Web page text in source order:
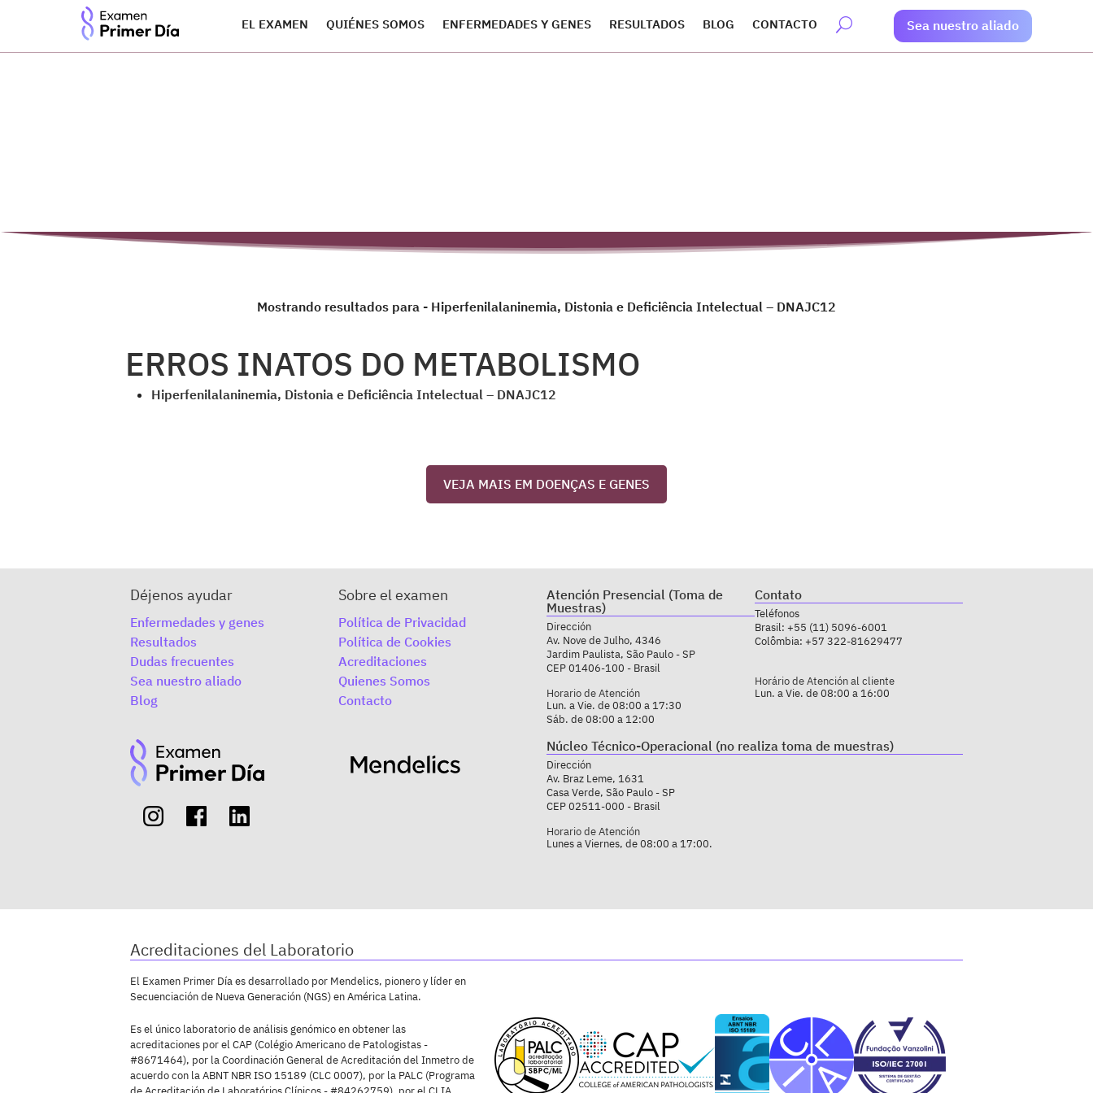
EL EXAMEN QUIÉNES SOMOS ENFERMEDADES Y GENES RESULTADOS BLOG CONTACTO Sea nuestro aliado
Mostrando resultados para - Hiperfenilalaninemia, Distonia e Deficiência Intelectual – DNAJC12
ERROS INATOS DO METABOLISMO
Hiperfenilalaninemia, Distonia e Deficiência Intelectual – DNAJC12
VEJA MAIS EM DOENÇAS E GENES
Déjenos ayudar
Enfermedades y genes
Resultados
Dudas frecuentes
Sea nuestro aliado
Blog
Sobre el examen
Política de Privacidad
Política de Cookies
Acreditaciones
Quienes Somos
Contacto
Atención Presencial (Toma de
Muestras)
Dirección
Av. Nove de Julho, 4346
Jardim Paulista, São Paulo - SP
CEP 01406-100 - Brasil
Horario de Atención
Lun. a Vie. de 08:00 a 17:30
Sáb. de 08:00 a 12:00
Horário de Atención al cliente
Lun. a Vie. de 08:00 a 16:00
Contato
Teléfonos
Brasil: +55 (11) 5096-6001
Colômbia: +57 322-81629477
Núcleo Técnico-Operacional (no realiza toma de muestras)
Dirección
Av. Braz Leme, 1631
Casa Verde, São Paulo - SP
CEP 02511-000 - Brasil
Horario de Atención
Lunes a Viernes, de 08:00 a 17:00.
Acreditaciones del Laboratorio
El Examen Primer Día es desarrollado por Mendelics, pionero y líder en
Secuenciación de Nueva Generación (NGS) en América Latina.
Es el único laboratorio de análisis genómico en obtener las
acreditaciones por el CAP (Colégio Americano de Patologistas -
#8671464), por la Coordinación General de Acreditación del Inmetro de
acuerdo con la ABNT NBR ISO 15189 (CLC 0007), por la PALC (Programa